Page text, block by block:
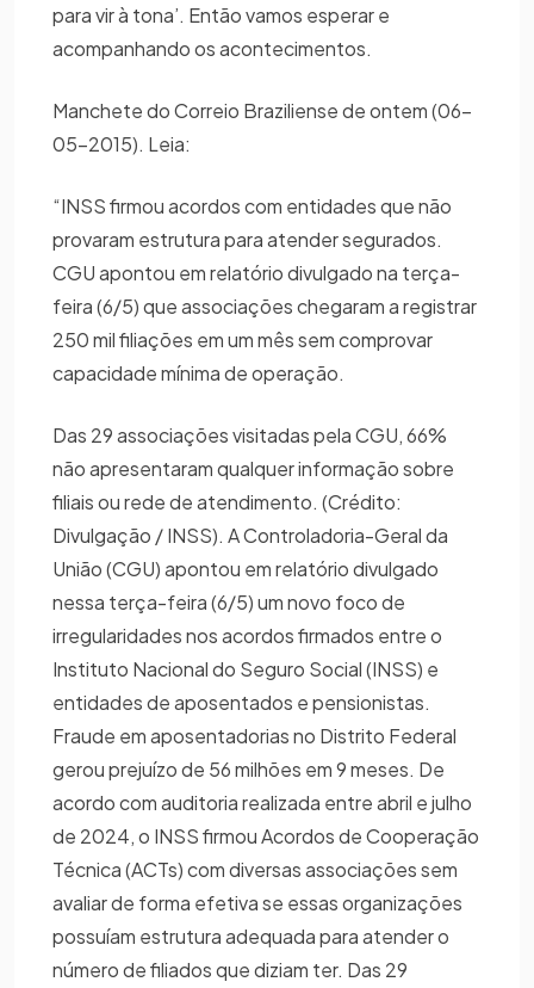
para vir à tona’. Então vamos esperar e
acompanhando os acontecimentos.
Manchete do Correio Braziliense de ontem (06-
05-2015). Leia:
“INSS firmou acordos com entidades que não
provaram estrutura para atender segurados.
CGU apontou em relatório divulgado na terça-
feira (6/5) que associações chegaram a registrar
250 mil filiações em um mês sem comprovar
capacidade mínima de operação.
Das 29 associações visitadas pela CGU, 66%
não apresentaram qualquer informação sobre
filiais ou rede de atendimento. (Crédito:
Divulgação / INSS). A Controladoria-Geral da
União (CGU) apontou em relatório divulgado
nessa terça-feira (6/5) um novo foco de
irregularidades nos acordos firmados entre o
Instituto Nacional do Seguro Social (INSS) e
entidades de aposentados e pensionistas.
Fraude em aposentadorias no Distrito Federal
gerou prejuízo de 56 milhões em 9 meses. De
acordo com auditoria realizada entre abril e julho
de 2024, o INSS firmou Acordos de Cooperação
Técnica (ACTs) com diversas associações sem
avaliar de forma efetiva se essas organizações
possuíam estrutura adequada para atender o
número de filiados que diziam ter. Das 29